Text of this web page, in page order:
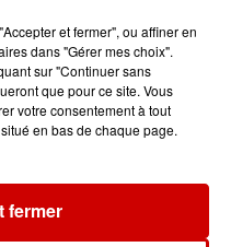
Vacances : inscrivez-
et fermer", ou affiner en
dans "Gérer mes choix".
sur "Continuer sans
que pour ce site. Vous
votre consentement à tout
en bas de chaque page.
fermer